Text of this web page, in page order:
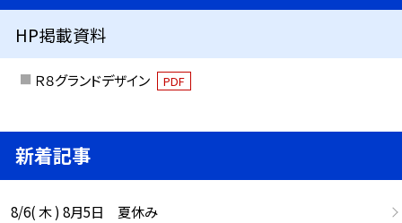
HP掲載資料
Ｒ８グランドデザイン PDF
新着記事
8/6( 木 ) 8月5日 夏休み